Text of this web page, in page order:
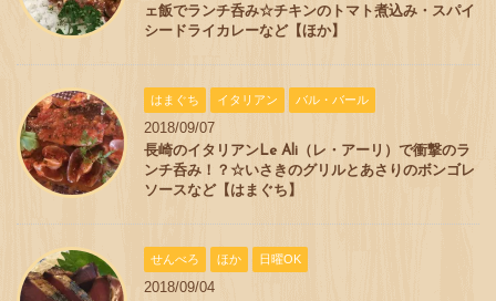
ェ飯でランチ呑み☆チキンのトマト煮込み・スパイ
シードライカレーなど【ほか】
はまぐち イタリアン バル・バール
2018/09/07
長崎のイタリアンLe Ali（レ・アーリ）で衝撃のラ
ンチ呑み！？☆いさきのグリルとあさりのボンゴレ
ソースなど【はまぐち】
せんべろ ほか 日曜OK
2018/09/04